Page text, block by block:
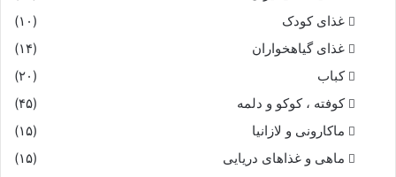
غذای کودک
(۱۰)
غذای گیاهخواران
(۱۴)
کباب
(۲۰)
کوفته ، کوکو و دلمه
(۴۵)
ماکارونی و لازانیا
(۱۵)
ماهی و غذاهای دریایی
(۱۵)